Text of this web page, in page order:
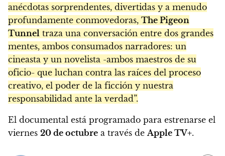
anécdotas sorprendentes, divertidas y a menudo
profundamente conmovedoras, The Pigeon
Tunnel traza una conversación entre dos grandes
mentes, ambos consumados narradores: un
cineasta y un novelista -ambos maestros de su
oficio- que luchan contra las raíces del proceso
creativo, el poder de la ficción y nuestra
responsabilidad ante la verdad”.
El documental está programado para estrenarse el
viernes 20 de octubre a través deApple TV+.